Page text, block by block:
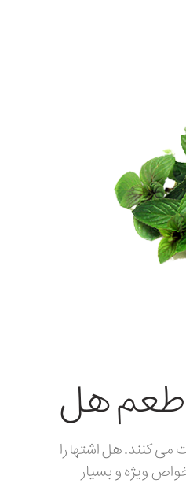
طعم هل
كنند. هل اشتها را
ویژه و بسیار